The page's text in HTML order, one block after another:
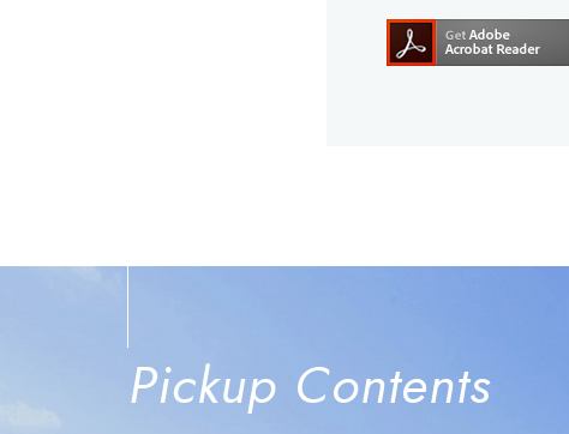
Pickup Contents